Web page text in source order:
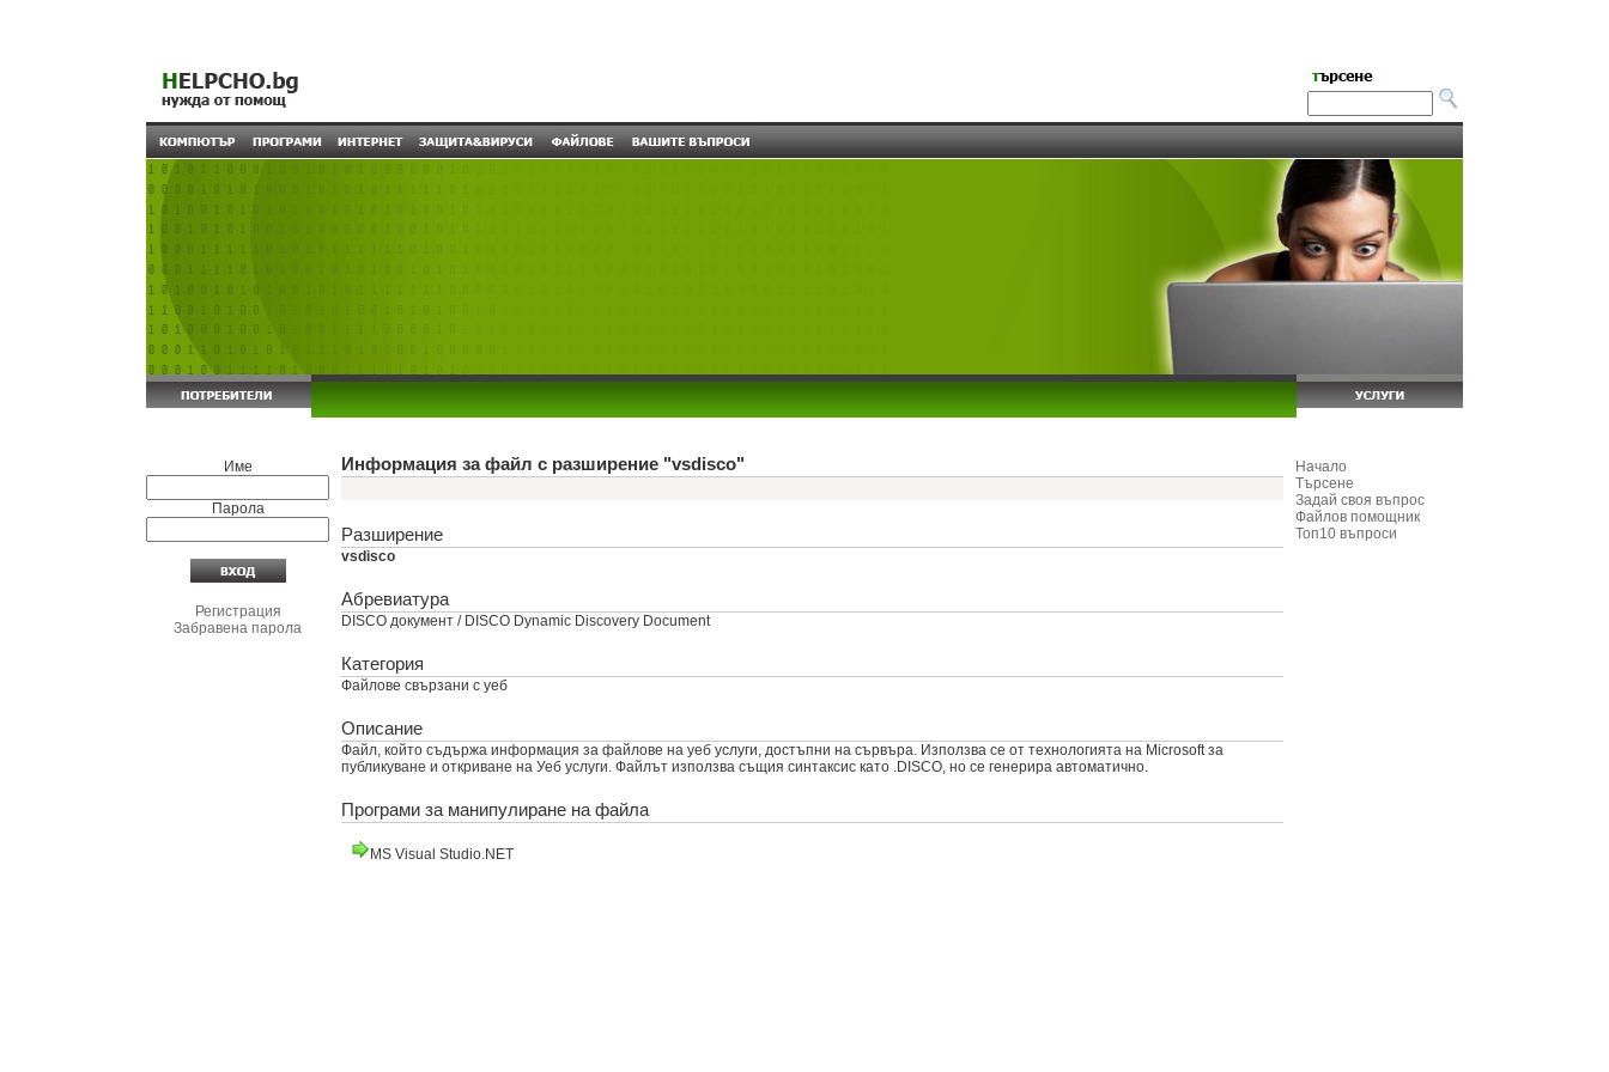
Име
Парола
Регистрация
Забравена парола
Информация за файл с разширение "vsdisco"
Разширение
vsdisco
Абревиатура
DISCO документ / DISCO Dynamic Discovery Document
Категория
Файлове свързани с уеб
Описание
Файл, който съдържа информация за файлове на уеб услуги, достъпни на сървъра. Използва се от технологията на Microsoft за
публикуване и откриване на Уеб услуги. Файлът използва същия синтаксис като .DISCO, но се генерира автоматично.
Програми за манипулиране на файла
MS Visual Studio.NET
Начало
Търсене
Задай своя въпрос
Файлов помощник
Топ10 въпроси